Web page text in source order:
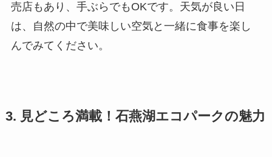
売店もあり、手ぶらでもOKです。天気が良い日
は、自然の中で美味しい空気と一緒に食事を楽し
んでみてください。
3. 見どころ満載！石燕湖エコパークの魅力